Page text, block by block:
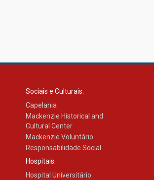
Sociais e Culturais:
Capelania
Mackenzie Historical and
Cultural Center
Mackenzie Voluntário
Responsabilidade Social
Hospitais:
Hospital Universitário